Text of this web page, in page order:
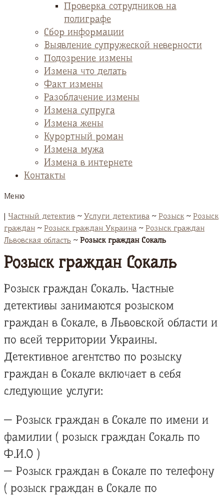
Проверка сотрудников на
полиграфе
Сбор информации
Выявление супружеской неверности
Подозрение измены
Измена что делать
Факт измены
Разоблачение измены
Измена супруга
Измена жены
Курортный роман
Измена мужа
Измена в интернете
Контакты
Меню
| Частный детектив ~ Услуги детектива ~ Розыск~ Розыск
граждан ~ Розыск граждан Украина ~ Розыск граждан
Львовская область ~ Розыск граждан Сокаль
Розыск граждан Сокаль
Розыск граждан Сокаль. Частные
детективы занимаются розыском
граждан в Сокале, в Львовской области и
по всей территории Украины.
Детективное агентство по розыску
граждан в Сокале включает в себя
следующие услуги:
— Розыск граждан в Сокале по имени и
фамилии ( розыск граждан Сокаль по
Ф.И.О )
— Розыск граждан в Сокале по телефону
( розыск граждан в Сокале по